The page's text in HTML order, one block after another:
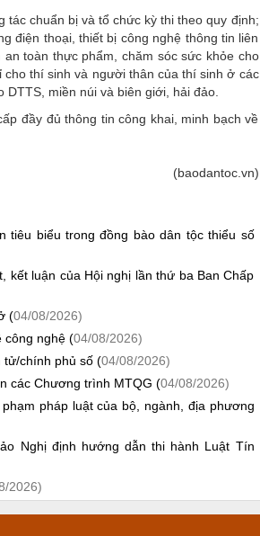
chuẩn bị và tổ chức kỳ thi theo quy định;
điện thoại, thiết bị công nghệ thông tin liên
toàn thực phẩm, chăm sóc sức khỏe cho
thí sinh và người thân của thí sinh ở các
miền núi và biên giới, hải đảo.
đầy đủ thông tin công khai, minh bạch về
(baodantoc.vn)
biểu trong đồng bào dân tộc thiểu số
kết luận của Hội nghị lần thứ ba Ban Chấp
(04/08/2026)
công nghệ (04/08/2026)
tử/chính phủ số (04/08/2026)
các Chương trình MTQG (04/08/2026)
pháp luật của bộ, ngành, địa phương
Nghị định hướng dẫn thi hành Luật Tín
2026)